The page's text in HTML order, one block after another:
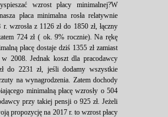
wzrost płacy minimalnej?W
płaca minimalna rosła relatywnie
wzrosła z 1126 zł do 1850 zł, łączny
724 zł ( ok. 9% rocznie). Na rękę
płacę dostaje dziś 1355 zł zamiast
2008. Jednak koszt dla pracodawcy
do 2231 zł, jeśli dodamy wszystkie
na wynagrodzenia. Zatem dochody
minimalną płacę wzrosły o 504
przy takiej pensji o 925 zł. Jeżeli
propozycję na 2017 r. to wzrost płacy